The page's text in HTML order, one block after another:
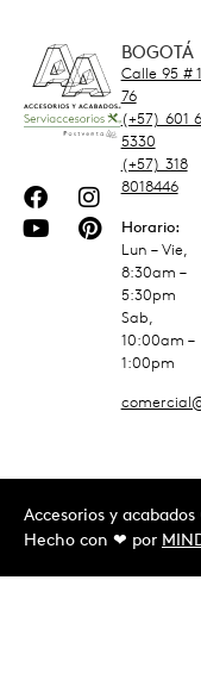
BOGOTÁ
Calle 95 #
76
(+57) 601
5330
(+57) 318
8018446
Horario:
Lun – Vie,
8:30am –
5:30pm
Sab,
10:00am –
1:00pm
Accesorios y
Hecho con ❤︎ por